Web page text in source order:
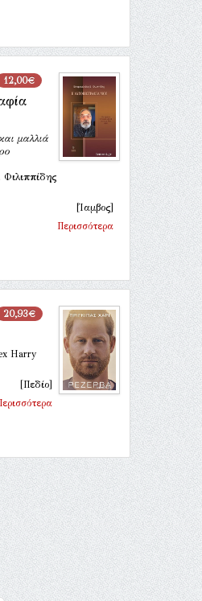
12,00€
μαλλιά
[Ίαμβος]
Περισσότερα
20,93€
Harry
[Πεδίο]